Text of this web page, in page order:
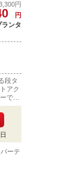
円
円
ンタ
段タ
アク
で色
ーテ